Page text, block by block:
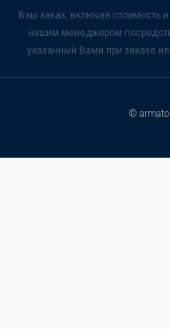
Ваш заказ, включая стоимость
нашим менеджером
указанный Вами при заказе
©